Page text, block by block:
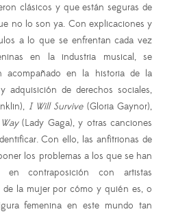
clásicos y que están seguras de
no lo son ya. Con explicaciones y
a lo que se enfrentan cada vez
en la industria musical, se
acompañado en la historia de la
adquisición de derechos sociales,
I Will Survive (Gloria Gaynor),
Way(Lady Gaga), y otras canciones
Con ello, las anfitrionas de
los problemas a los que se han
en contraposición con artistas
de la mujer por cómo y quién es, o
femenina en este mundo tan